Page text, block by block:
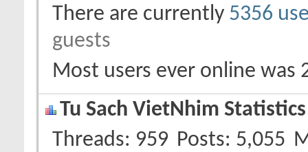
There are currently 5356
guests
Most users ever online was
Tu Sach VietNhim Statistics
Threads 959 Posts 5,055